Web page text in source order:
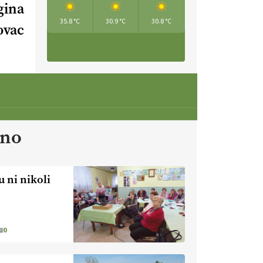
[EKOloško = LOGIČNO ]
Za
reja travojedih živali
. VEČ
https://t.co/YvDmY3UNng @EUAgri
naravno peneče vino, tudi v
Sloveniji.
VEČ
https://t.co/9fpqD3fCrE @EUAgri
#IMCAP #CAP
https://t.co/iQ8HkdQnsD
20.07.2026
35.8 °C 30.9 °C 30.8 °C
ni nikoli
0